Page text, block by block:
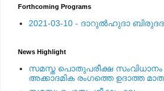
Forthcoming Programs
2021-03-10 - ദാറുല്‍ഹുദാ
News Highlight
സമസ്ത പൊതുപരീക്ഷ സംവിധാനം
അക്കാദമിക രംഗത്തെ ഉദാത്ത